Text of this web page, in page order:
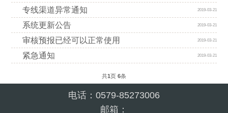
2019-03-21
专线渠道异常通知
2019-03-21
系统更新公告
2019-03-21
审核预报已经可以正常使用
2019-03-21
紧急通知
共1页 6条
电话：0579-85273006
邮箱：